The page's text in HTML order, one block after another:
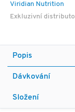
Viridian Nutrition
Exkluzivní
Popis
Dávkování
Složení